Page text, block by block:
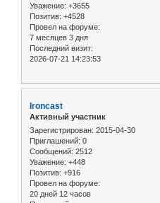
Уважение: +3655
Позитив: +4528
Провел на форуме:
7 месяцев 3 дня
Последний визит:
2026-07-21 14:23:53
Ironcast
Активный участник
Зарегистрирован: 2015-04-30
Приглашений: 0
Сообщений: 2512
Уважение: +448
Позитив: +916
Провел на форуме:
20 дней 12 часов